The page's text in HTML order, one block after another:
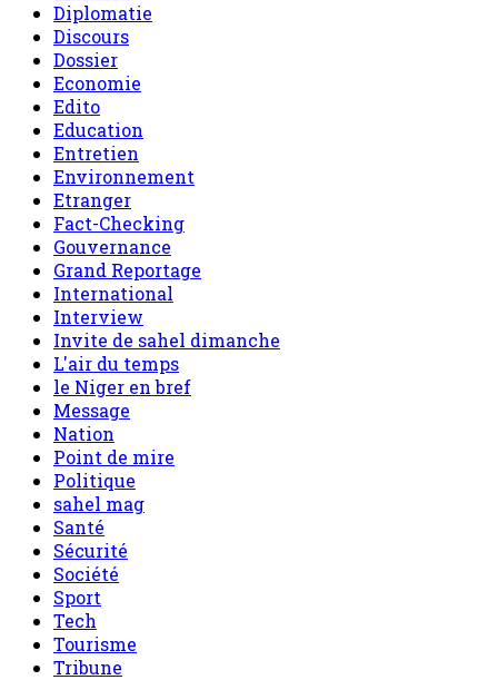
Diplomatie
Discours
Dossier
Economie
Edito
Education
Entretien
Environnement
Etranger
Fact-Checking
Gouvernance
Grand Reportage
International
Interview
Invite de sahel dimanche
L'air du temps
le Niger en bref
Message
Nation
Point de mire
Politique
sahel mag
Santé
Sécurité
Société
Sport
Tech
Tourisme
Tribune